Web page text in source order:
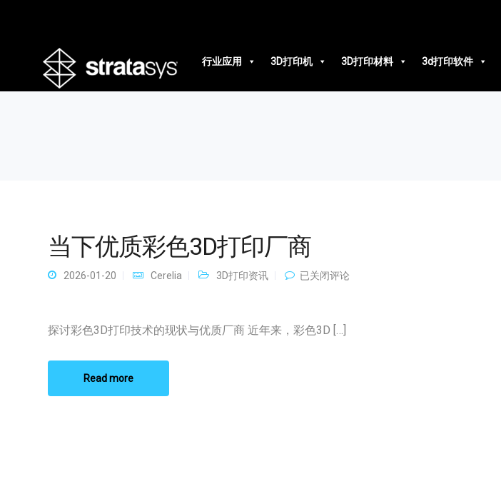
行业应用
3D打印机 3D打印材料 3d打印软件
当下优质彩色3D打印厂商
2026-01-20 Cerelia 3D打印资讯
当
彩
色
已关闭评论
探讨彩色3D打印技术的现状与优质厂商 近年来，彩色3D […]
Read more